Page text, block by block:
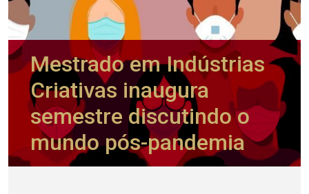
Mestrado em Indústrias
Criativas inaugura
semestre discutindo o
mundo pós-pandemia